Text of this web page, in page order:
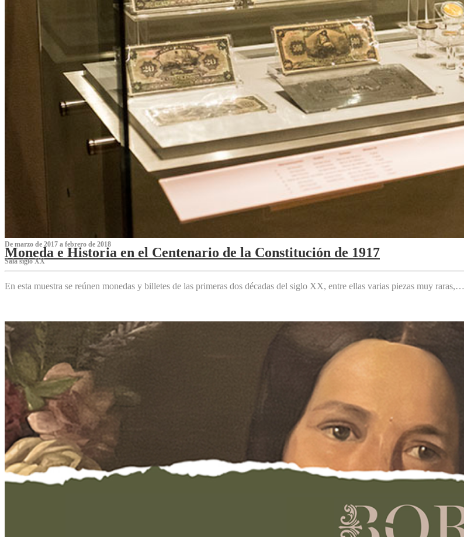
De marzo de 2017 a febrero de 2018
Moneda e Historia en el Centenario de la Constitución de 1917
Sala siglo XX
En esta muestra se reúnen monedas y billetes de las primeras dos décadas del siglo XX, entre ellas varias piezas muy raras,…